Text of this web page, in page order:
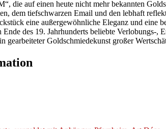
die auf einen heute nicht mehr bekannten
dem tiefschwarzen Email und den lebhaft
eine außergewöhnliche Eleganz und eine
des 19. Jahrhunderts beliebte Verlobungs-,
gearbeiteter Goldschmiedekunst großer